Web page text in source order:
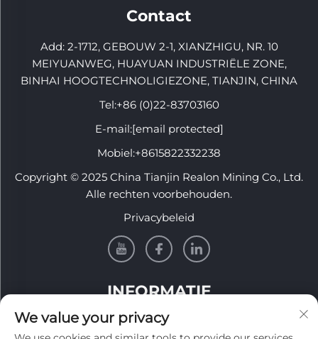
Contact
Add: 2-1712, GEBOUW 2-1, XIANZHIGU, NR. 10
MEIYUANWEG, HUAYUAN INDUSTRIËLE ZONE,
BINHAI HOOGTECHNOLIGIEZONE, TIANJIN, CHINA
Tel:+86 (0)22-83703160
E-mail:[email protected]
Mobiel:+8615822332238
Copyright © 2025 China Tianjin Realon Mining Co., Ltd.
Alle rechten voorbehouden.
Privacybeleid
INFORMATIE
Meld je aan om onze wekelijkse nieuwsbrief te
We value your privacy